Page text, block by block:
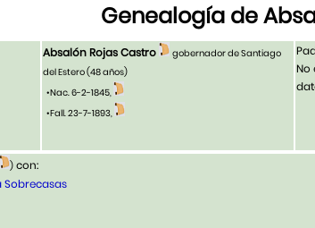
Genealogía de
Absalón Rojas Castro
gobernador de Santiago
del Estero(48 años)
•Nac. 6-2-1845,
•Fall. 23-7-1893,
No
) con:
Sobrecasas